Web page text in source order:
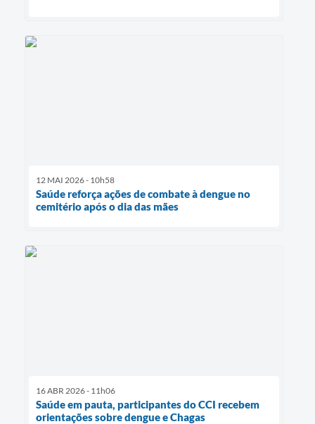
12 MAI 2026 - 10h58
Saúde reforça ações de combate à dengue no
cemitério após o dia das mães
16 ABR 2026 - 11h06
Saúde em pauta, participantes do CCI recebem
orientações sobre dengue e Chagas